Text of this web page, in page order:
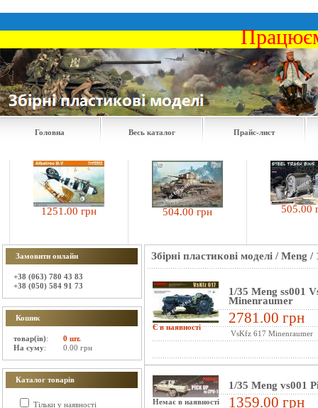
Головна Весь каталог Прайс-лист
1251.00 грн 504.00 грн 505.00 грн
Замовити онлайн
+38 (063) 780 43 83
+38 (050) 584 91 73
Кошик
товар(ів):
0 шт.
На суму: 0.00 грн
Каталог товарів
Тільки у наявності
Збірні пластикові моделі /Meng /
Є в наявності
1/35 Meng ss001
Minenraumer
2781.00 грн
VsKfz 617 Minenraumer
Немає в наявності
1/35 Meng vs001
1359.00 грн